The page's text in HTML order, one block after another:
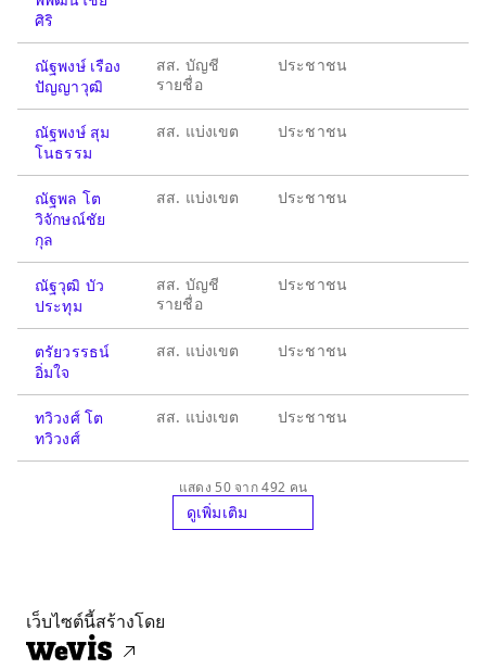
ศิริ
ณัฐพงษ์ เรือง
ปัญญาวุฒิ
สส. บัญชี
รายชื่อ
ประชาชน
ณัฐพงษ์ สุม
โนธรรม
สส. แบ่งเขต ประชาชน
ณัฐพล โต
วิจักษณ์ชัย
กุล
สส. แบ่งเขต ประชาชน
ณัฐวุฒิ บัว
ประทุม
สส. บัญชี
รายชื่อ
ประชาชน
ตรัยวรรธน์
อิ่มใจ
สส. แบ่งเขต ประชาชน
ทวิวงศ์ โต
ทวิวงศ์
สส. แบ่งเขต ประชาชน
แสดง 50 จาก 492 คน
ดูเพิ่มเติม
เว็บไซต์นี้สร้างโดย